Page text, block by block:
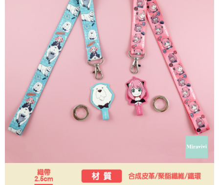
ATM／網路銀行／等多元方式進行付款，方視為交易完成。
※ 請注意：結帳手續完成當下不需立刻繳費，但若您需要取消訂單，請聯絡
購買商品的店家。未經商家同意取消之訂單仍視為有效，需透過AFTEE先享
後付繳納相關費用。
※ 交易是否成功請以「AFTEE先享後付 」之結帳頁面顯示為準，若有關於
是否繳費成功／繳費後需取消欲退款等相關疑問，請聯繫「AFTEE先享後付
客戶支援中心」https://netprotections.freshdesk.com/support/home
【注意事項】
１．透過由恩沛科技股份有限公司提供之「AFTEE先享後付」服務完成之交
易，需依本服務之必要範圍內提供個人資料，並將交易相關給付款項請求債
權轉讓予恩沛科技股份有限公司。
２．關於個人資料處理事宜，請瀏覽以下網址：
https://aftee.tw/terms/#terms3
３．未成年的使用者請事先徵得法定代理人或監護人之同意方可使用
「AFTEE先享後付」，若未經同意申辦者引起之損失，本公司不負相關責
時審查核予不同之上限額度；若仍有額度不足之情形，本公司將視審查結果
請求用戶進行身份認證。
５．嚴禁一人註冊多個帳號或使用他人資訊註冊。若發現惡意使用之情形，
每筆NT$60，滿NT$499(含以上)免運費
付款後7-11取貨
每筆NT$60，滿NT$499(含以上)免運費
每筆NT$120，滿NT$499(含以上)免運費
海外宅配 查看運費